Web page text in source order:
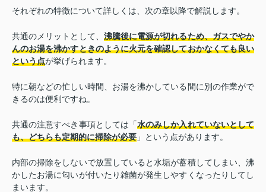
それぞれの特徴について詳しくは、次の章以降で解説します。
共通のメリットとして、 沸騰後に電源が切れるため、ガスでやか
んのお湯を沸かすときのように火元を確認しておかなくても良い
という点が挙げられます。
特に朝などの忙しい時間、お湯を沸かしている間に別の作業がで
きるのは便利ですね。
共通の注意すべき事項としては「水のみしか入れていないとして
も、どちらも定期的に掃除が必要 」という点があります。
内部の掃除をしないで放置していると水垢が蓄積してしまい、沸
かしたお湯に匂いが付いたり雑菌が発生しやすくなったりしてし
まいます。